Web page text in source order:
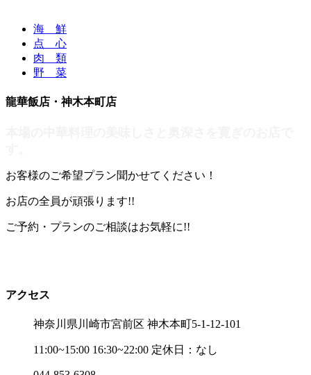
海 鮮
点 心
肉 類
野 菜
龍華飯店・神木本町店
お客様のご希望プラン聞かせてください！
お店の全員が頑張ります!!
ご予約・プランのご相談はお気軽に!!
アクセス
神奈川県川崎市宮前区 神木本町5-1-12-101
11:00~15:00 16:30~22:00 定休日：なし